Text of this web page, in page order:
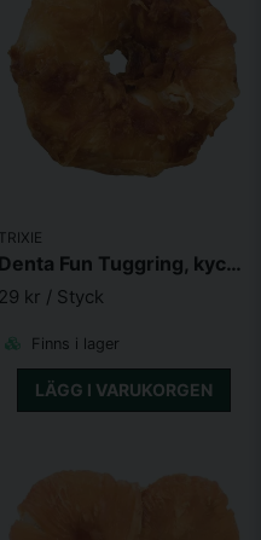
TRIXIE
Denta Fun Tuggring, kyckling, ø 6 cm, 55 g
29 kr / Styck
Finns i lager
LÄGG I VARUKORGEN